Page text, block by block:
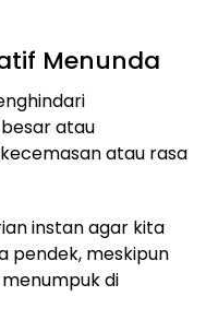
Menunda
atau
atau rasa
instan agar kita
pendek, meskipun
di